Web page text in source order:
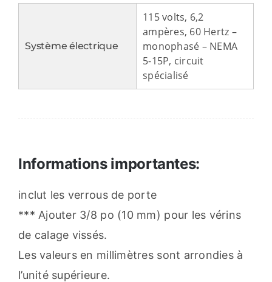
Système électrique
115 volts, 6,2
ampères, 60 Hertz –
monophasé – NEMA
5-15P, circuit
spécialisé
Informations importantes:
inclut les verrous de porte
*** Ajouter 3/8 po (10 mm) pour les vérins
de calage vissés.
Les valeurs en millimètres sont arrondies à
l’unité supérieure.